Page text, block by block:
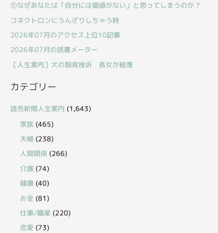
:
①なぜあなたは「自分には価値がない」と思ってしまうのか？
コネクトロンにうんざりしちゃう時
2026年07月のアクセス上位10記事
2026年07月の読書メーター
［人生案内］犬の飼育挫折 長女が軽蔑
カテゴリー
読売新聞人生案内 (1,643)
家族 (465)
夫婦 (238)
人間関係 (266)
介護 (74)
健康 (40)
お金 (81)
仕事/職業 (220)
恋愛 (73)